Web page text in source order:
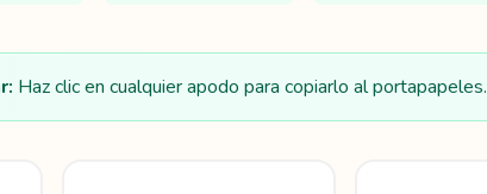
Haz clic en cualquier apodo para copiarlo al portapapeles.